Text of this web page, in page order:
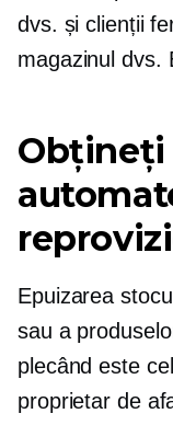
dvs. și clienții
magazinul dvs.
Epuizarea
sau a
plecând este
proprietar de